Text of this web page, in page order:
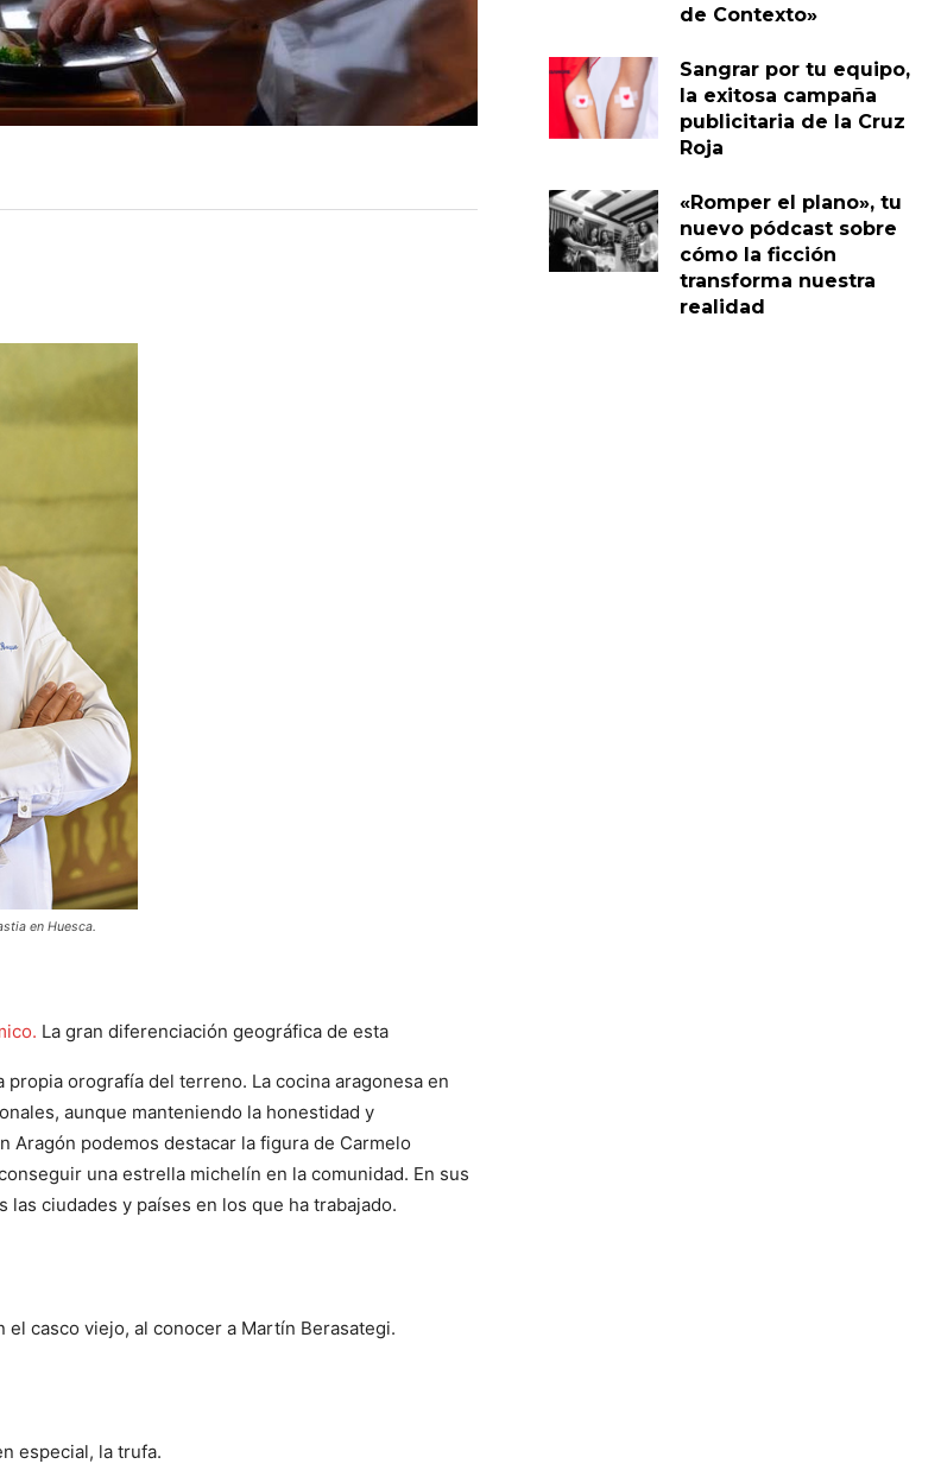
en Huesca.
La gran diferenciación geográfica de esta
orografía del terreno. La cocina aragonesa en
aunque manteniendo la honestidad y
Aragón podemos destacar la figura de Carmelo
una estrella michelín en la comunidad. En sus
ciudades y países en los que ha trabajado.
casco viejo, al conocer a Martín Berasategi.
especial, la trufa.
de Contexto»
Sangrar por tu equipo,
la exitosa campaña
publicitaria de la Cruz
Roja
«Romper el plano», tu
nuevo pódcast sobre
cómo la ficción
transforma nuestra
realidad